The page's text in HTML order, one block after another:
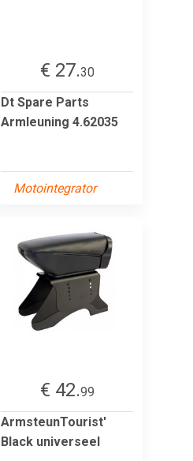
€ 27.30
Dt Spare Parts
Armleuning 4.62035
Motointegrator
€ 42.99
ArmsteunTourist'
Black universeel